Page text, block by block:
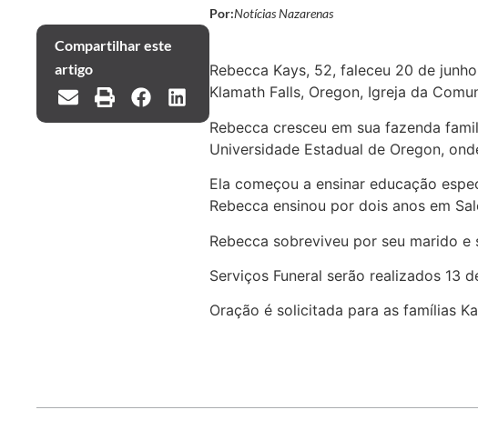
Por:Notícias Nazarenas
Compartilhar este
artigo
Rebecca Kays, 52, faleceu 20 de
Klamath Falls, Oregon, Igreja da
Rebecca cresceu em sua fazenda
Universidade Estadual de Oregon,
Ela começou a ensinar educação
Rebecca ensinou por dois anos em
Rebecca sobreviveu por seu marido e
Serviços Funeral serão realizados 13
Oração é solicitada para as famílias